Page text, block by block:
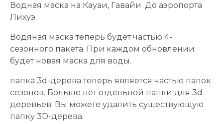
Водная маска на Кауаи, Гавайи. До аэропорта
Лихуэ.
Водяная маска теперь будет частью 4-
сезонного пакета. При каждом обновлении
будет новая маска для воды.
папка 3d-дерева теперь является частью папок
сезонов. Больше нет отдельной папки для 3d
деревьев. Вы можете удалить существующую
папку 3D-дерева.